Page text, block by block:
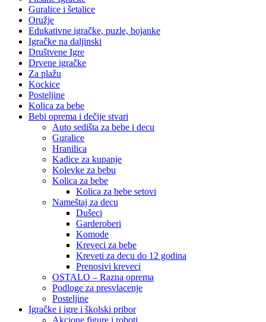
Guralice i šetalice
Oružje
Edukativne igračke, puzle, bojanke
Igračke na daljinski
Društvene Igre
Drvene igračke
Za plažu
Kockice
Posteljine
Kolica za bebe
Bebi oprema i dečije stvari
Auto sedišta za bebe i decu
Guralice
Hranilica
Kadice za kupanje
Kolevke za bebu
Kolica za bebe
Kolica za bebe setovi
Nameštaj za decu
Dušeci
Garderoberi
Komode
Kreveci za bebe
Kreveti za decu do 12 godina
Prenosivi kreveci
OSTALO – Razna oprema
Podloge za presvlacenje
Posteljine
Igračke i igre i školski pribor
Akcione figure i roboti